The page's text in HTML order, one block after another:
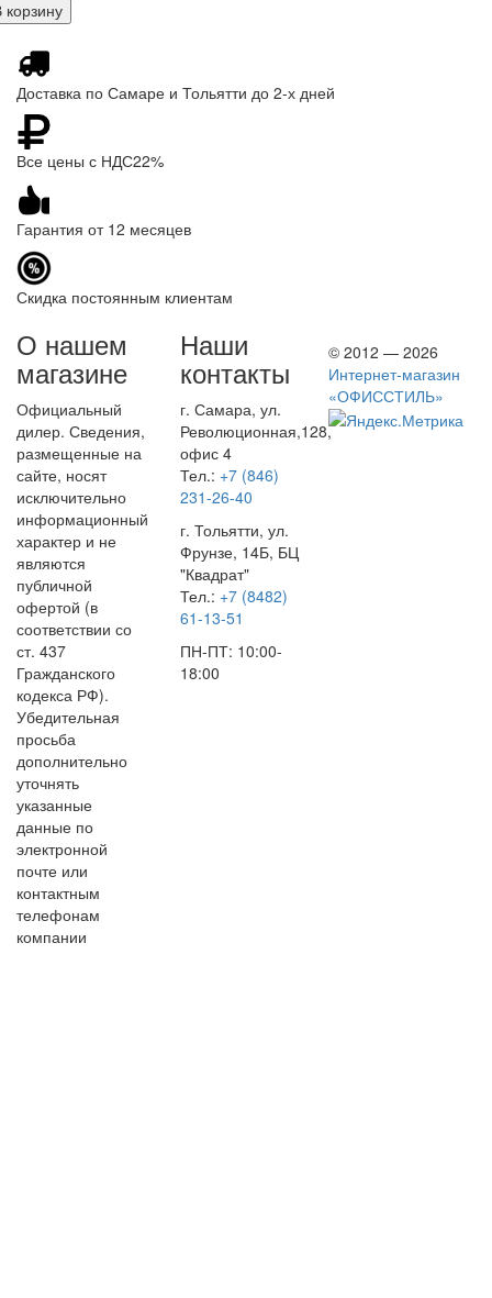
Доставка по Самаре и Тольятти до 2-х дней
Все цены с НДС22%
Гарантия от 12 месяцев
Скидка постоянным клиентам
О нашем
магазине
Официальный
дилер. Сведения,
размещенные на
сайте, носят
исключительно
информационный
характер и не
являются
публичной
офертой (в
соответствии со
ст. 437
Гражданского
кодекса РФ).
Убедительная
просьба
дополнительно
уточнять
указанные
данные по
электронной
почте или
контактным
телефонам
компании
Наши
контакты
г. Самара, ул.
Революционная,128,
офис 4
Тел.: +7 (846)
231-26-40
г. Тольятти, ул.
Фрунзе, 14Б, БЦ
"Квадрат"
Тел.: +7 (8482)
61-13-51
ПН-ПТ: 10:00-
18:00
© 2012 — 2026
Интернет-магазин
«ОФИССТИЛЬ»